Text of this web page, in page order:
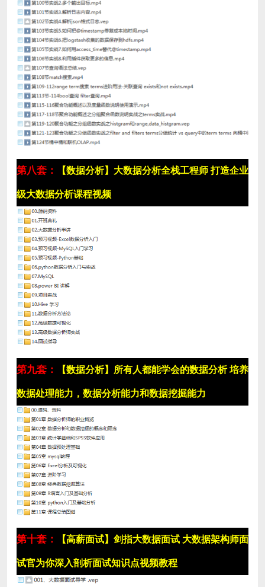
第八套： 【数据分析】大数据分析全栈工程师 打造企业
级大数据分析课程视频
第九套： 【数据分析】所有人都能学会的数据分析 培养
数据处理能力，数据分析能力和数据挖掘能力
第十套： 【高薪面试】剑指大数据面试 大数据架构师面
试官为你深入剖析面试知识点视频教程